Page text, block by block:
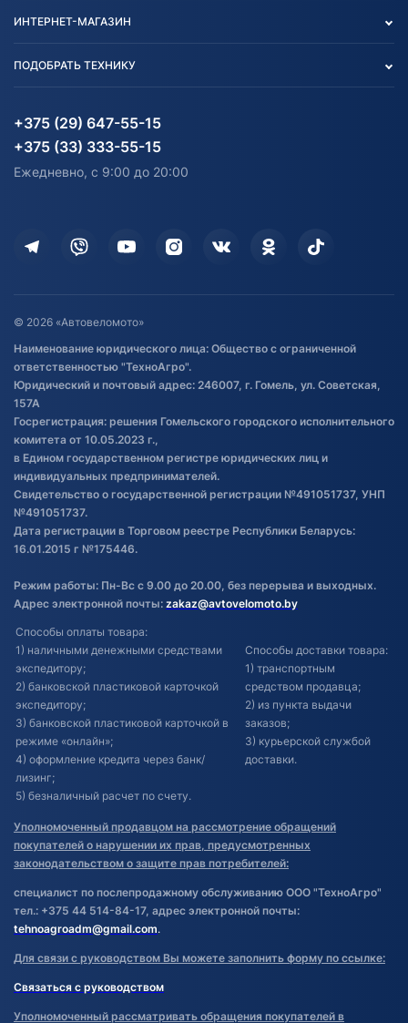
Блог
Карта сайта
Согласие на обработку
Информация до получения
согласия на обработку
Дополнительные услуги
Оставить отзыв
Договор публичной оферты
Обработка файлов cookie
Постановка транспорта на учет
Обновления в ЭПТС 2024
ИНТЕРНЕТ-МАГАЗИН
Агротехника
Водный транспорт
Электротранспорт
ПОДОБРАТЬ ТЕХНИКУ
Агротехника
Электротранспорт
+375 (29) 647-55-15
+375 (33) 333-55-15
Ежедневно, с 9:00 до 20:00
© 2026 «Автовеломото»
Наименование юридического лица: Общество с ограниченной
ответственностью "ТехноАгро".
Юридический и почтовый адрес: 246007, г. Гомель, ул. Советская,
157А
Госрегистрация: решения Гомельского городского исполнительного
комитета от 10.05.2023 г.,
в Едином государственном регистре юридических лиц и
индивидуальных предпринимателей.
Свидетельство о государственной регистрации №491051737, УНП
№491051737.
Дата регистрации в Торговом реестре Республики Беларусь:
16.01.2015 г №175446.
Режим работы: Пн-Вс с 9.00 до 20.00, без перерыва и выходных.
Адрес электронной почты: zakaz@avtovelomoto.by
Способы оплаты товара:
1) наличными денежными средствами
экспедитору;
2) банковской пластиковой карточкой
экспедитору;
3) банковской пластиковой карточкой в
режиме «онлайн»;
4) оформление кредита через банк/
лизинг;
5) безналичный расчет по счету.
Способы доставки товара:
1) транспортным
средством продавца;
2) из пункта выдачи
заказов;
3) курьерской службой
доставки.
Уполномоченный продавцом на рассмотрение обращений
покупателей о нарушении их прав, предусмотренных
законодательством о защите прав потребителей:
специалист по послепродажному обслуживанию ООО "ТехноАгро"
тел.: +375 44 514-84-17, адрес электронной почты:
tehnoagroadm@gmail.com.
Для связи с руководством Вы можете заполнить форму по ссылке:
Связаться с руководством
Уполномоченный рассматривать обращения покупателей в